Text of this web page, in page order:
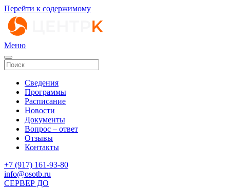
Перейти к содержимому
Меню
Сведения
Программы
Расписание
Новости
Документы
Вопрос – ответ
Отзывы
Контакты
‭+7 (917) 161-93-80‬
info@osotb.ru
СЕРВЕР ДО